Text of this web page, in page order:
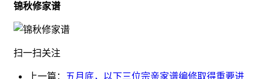
锦秋修家谱
扫一扫关注
上一篇：
五月底，以下三位宗亲家谱编修取得重要进